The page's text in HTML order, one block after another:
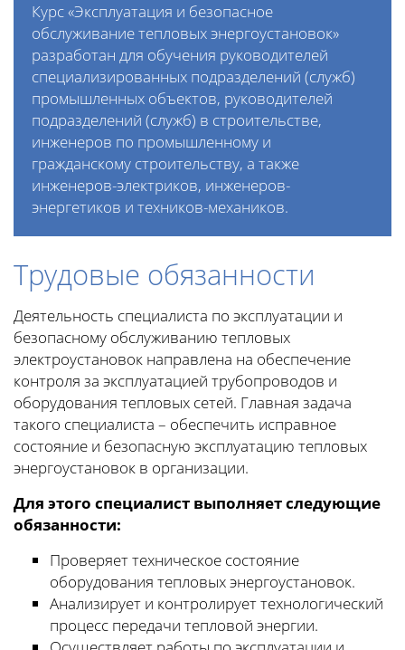
Курс «Эксплуатация и безопасное
обслуживание тепловых энергоустановок»
разработан для обучения руководителей
специализированных подразделений (служб)
промышленных объектов, руководителей
подразделений (служб) в строительстве,
инженеров по промышленному и
гражданскому строительству, а также
инженеров-электриков, инженеров-
энергетиков и техников-механиков.
Трудовые обязанности
Деятельность специалиста по эксплуатации и
безопасному обслуживанию тепловых
электроустановок направлена на обеспечение
контроля за эксплуатацией трубопроводов и
оборудования тепловых сетей. Главная задача
такого специалиста – обеспечить исправное
состояние и безопасную эксплуатацию тепловых
энергоустановок в организации.
Для этого специалист выполняет следующие
обязанности:
Проверяет техническое состояние
оборудования тепловых энергоустановок.
Анализирует и контролирует технологический
процесс передачи тепловой энергии.